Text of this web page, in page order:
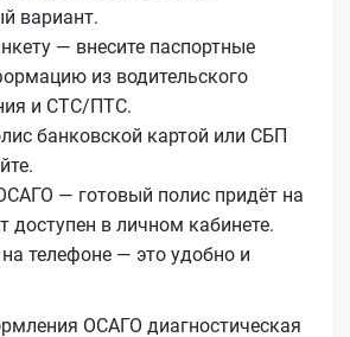
вариант.
— внесите паспортные
из водительского
и СТС/ПТС.
банковской картой или СБП
— готовый полис придёт на
доступен в личном кабинете.
телефоне — это удобно и
ОСАГО диагностическая